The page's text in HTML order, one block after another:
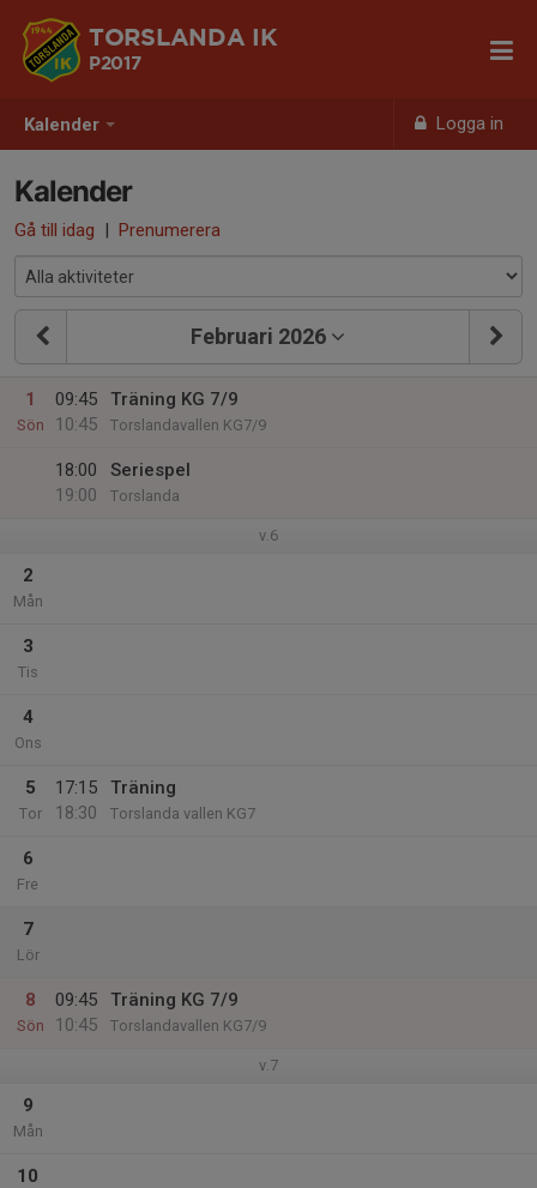
Kalender Logga in
TORSLANDA IK
P2017
Kalender
Gå till idag | Prenumerera
Februari 2026
1
Sön
09:45
10:45
Träning KG 7/9
Torslandavallen KG7/9
18:00
19:00
Seriespel
Torslanda
v.6
2
Mån
3
Tis
4
Ons
5
Tor
17:15
18:30
Träning
Torslanda vallen KG7
6
Fre
7
Lör
8
Sön
09:45
10:45
Träning KG 7/9
Torslandavallen KG7/9
v.7
9
Mån
10